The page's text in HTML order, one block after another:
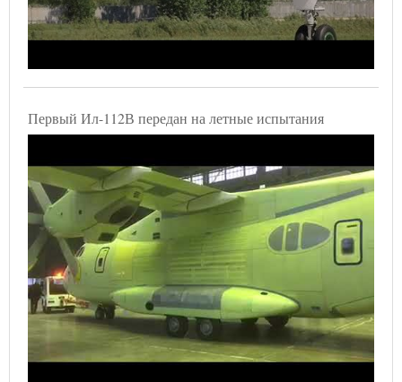
Первый Ил-112В передан на летные испытания